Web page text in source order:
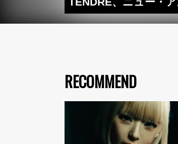
RECOMMEND